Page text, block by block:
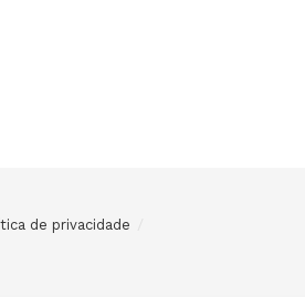
de privacidade